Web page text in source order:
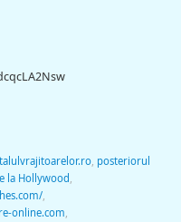
, posteriorul
la Hollywood,
,
online.com,